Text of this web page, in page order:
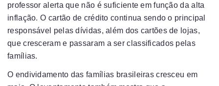
professor alerta que não é suficiente em função da alta
inflação. O cartão de crédito continua sendo o principal
responsável pelas dívidas, além dos cartões de lojas,
que cresceram e passaram a ser classificados pelas
famílias.
O endividamento das famílias brasileiras cresceu em